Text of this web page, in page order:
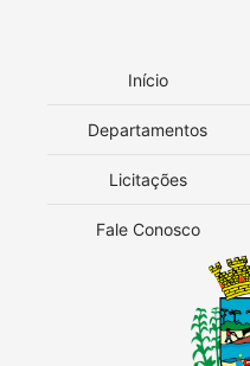
Início
Departamentos
Licitações
Fale Conosco